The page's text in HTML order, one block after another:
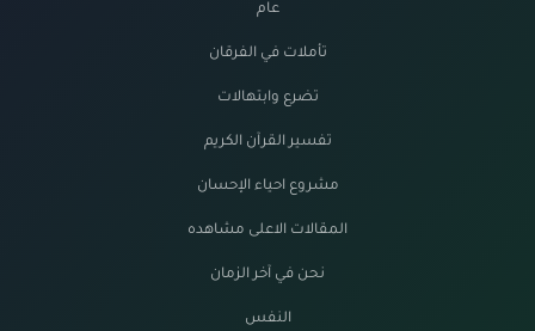
عام
تأملات في الفرقان
تضرع وابتهالات
تفسير القرآن الكريم
مشروع احياء الإحسان
المقالات الاعلى مشاهده
نحن في آخر الزمان
النفس